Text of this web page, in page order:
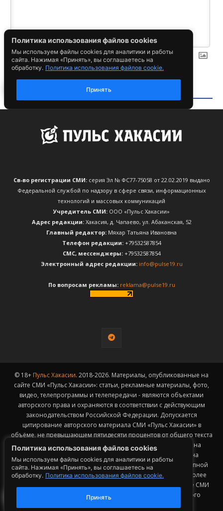
Политика использования файлов cookies
Мы используем файлы cookies для аналитики и работы
сайта. Нажимая «Принять», вы соглашаетесь на
обработку. Политика использования файлов cookie.
Принять
Св-во регистрации СМИ:серия Эл № ФС77-75058 от 22.02.2019 выдано
Федеральной службой по надзору в сфере связи, информационных
технологий и массовых коммуникаций
Учредитель СМИ: ООО «Пульс Хакасии»
Адрес редакции:Хакасия, д. Чапаево, ул. Абаканская, 52
Главный редактор: Мяхар Татьяна Ивановна
Телефон редакции:+79532587854
CМС, мессенджеры:+79532587854
Электронный адрес редакции: info@pulse19.ru
По вопросам рекламы: reklama@pulse19.ru
© 18+ Пульс Хакасии. 2018-2026. Материалы, опубликованные на
сайте СМИ «Пульс Хакасии»: статьи, рекламные материалы, фото,
видео, телепрограммы и телепередачи - являются объектами
авторского права и охраняются в соответствии с действующим
законодательством Российской Федерации. Допускается
цитирование авторского материала СМИ «Пульс Хакасии» в
объёме, не превышающем пятидесяти процентов от общего текста
публикации с обязательным размещением гиперссылки на
страницу заимствования материала. Гиперссылка должна
размещаться в тексте цитируемого материала и быть доступной
для индексации поисковыми системами. Заимствование более
50% общего объема материала, опубликованного на сайте СМИ
«Пульс Хакасии», возможно исключительно с письменного